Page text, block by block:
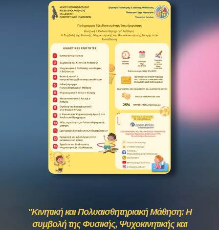
"Κινητική και Πολυαισθητηριακή Μάθηση: Η
συμβολή της Φυσικής, Ψυχοκινητικής και